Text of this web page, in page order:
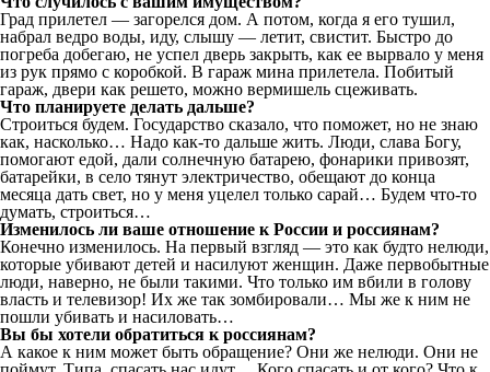
Град прилетел — загорелся дом. А потом, когда я его тушил,
набрал ведро воды, иду, слышу — летит, свистит. Быстро до
погреба добегаю, не успел дверь закрыть, как ее вырвало у меня
из рук прямо с коробкой. В гараж мина прилетела. Побитый
гараж, двери как решето, можно вермишель сцеживать.
Что планируете делать дальше?
Строиться будем. Государство сказало, что поможет, но не знаю
как, насколько… Надо как-то дальше жить. Люди, слава Богу,
помогают едой, дали солнечную батарею, фонарики привозят,
батарейки, в село тянут электричество, обещают до конца
месяца дать свет, но у меня уцелел только сарай… Будем что-то
думать, строиться…
Изменилось ли ваше отношение к России и россиянам?
Конечно изменилось. На первый взгляд — это как будто нелюди,
которые убивают детей и насилуют женщин. Даже первобытные
люди, наверно, не были такими. Что только им вбили в голову
власть и телевизор! Их же так зомбировали… Мы же к ним не
пошли убивать и насиловать…
Вы бы хотели обратиться к россиянам?
А какое к ним может быть обращение? Они же нелюди. Они не